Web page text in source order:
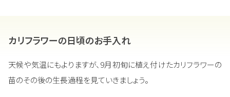
カリフラワーの日頃のお手入れ
天候や気温にもよりますが、9月初旬に植え付けたカリフラワーの
苗のその後の生長過程を見ていきましょう。